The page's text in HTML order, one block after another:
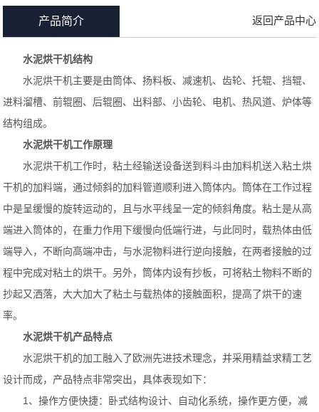
产品简介 返回产品中心
水泥烘干机结构
水泥烘干机主要是由筒体、扬料板、减速机、齿轮、托辊、挡辊、
进料溜槽、前辊圈、后辊圈、出料部、小齿轮、电机、热风道、炉体等
结构组成。
水泥烘干机工作原理
水泥烘干机工作时，粘土经输送设备送到料斗由加料机送入粘土烘
干机的加料端，通过倾斜的加料管道顺利进入筒体内。筒体在工作过程
中是呈缓慢的旋转运动的，且与水平线呈一定的倾斜角度。粘土是从高
端进入筒体的，在重力作用下缓慢向低端行进，与此同时，载热体由低
端导入，不断向高端冲击，与水泥物料进行逆向接触，在两者接触的过
程中完成对粘土的烘干。另外，筒体内设有抄板，可将粘土物料不断的
抄起又洒落，大大加大了粘土与载热体的接触面积，提高了烘干的速
率。
水泥烘干机产品特点
水泥烘干机的加工融入了欧洲先进技术理念，并采用精益求精工艺
设计而成，产品特点非常突出，具体表现如下：
1、操作方便快捷：卧式结构设计、自动化系统，操作更方便，减